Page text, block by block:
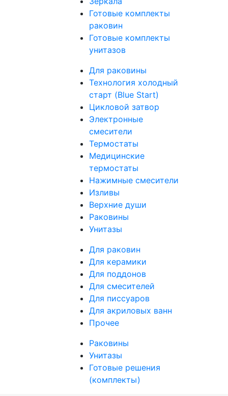
Готовые комплекты
раковин
Готовые комплекты
унитазов
Для раковины
Технология холодный
старт (Blue Start)
Цикловой затвор
Электронные
смесители
Термостаты
Медицинские
термостаты
Нажимные смесители
Изливы
Верхние души
Раковины
Унитазы
Для раковин
Для керамики
Для поддонов
Для смесителей
Для писсуаров
Для акриловых ванн
Прочее
Раковины
Унитазы
Готовые решения
(комплекты)